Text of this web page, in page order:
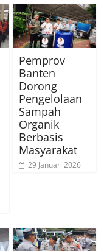
Pemprov
Banten
Dorong
Pengelolaan
Sampah
Organik
Berbasis
Masyarakat
29 Januari 2026